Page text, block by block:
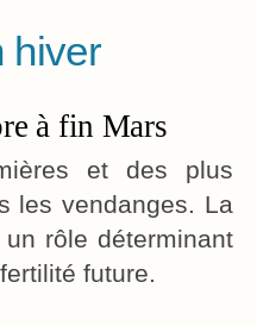
hiver
à fin Mars
et des plus
les vendanges. La
rôle déterminant
future.